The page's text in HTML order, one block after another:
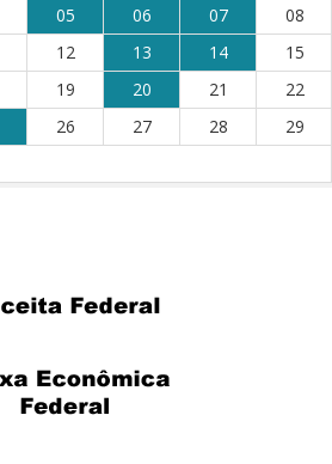
05 06 07
08
12 13 14
15
19 20 21
22
26 27 28
29